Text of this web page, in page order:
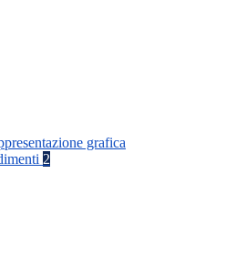
grafica
2